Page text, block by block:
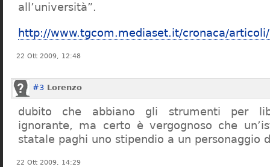
all’università”.
http://www.tgcom.mediaset.it/cronaca/
22 Ott 2009, 12:48
#3 Lorenzo
dubito che abbiano gli strumenti per
ignorante, ma certo è vergognoso che
statale paghi uno stipendio a un personaggio
22 Ott 2009, 14:29